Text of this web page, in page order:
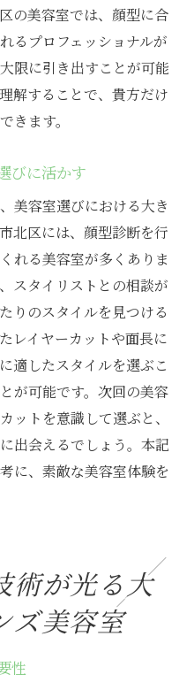
の美容室では、顔型に合
るプロフェッショナルが
限に引き出すことが可能
解することで、貴方だけ
きます。
びに活かす
美容室選びにおける大き
北区には、顔型診断を行
れる美容室が多くありま
スタイリストとの相談が
りのスタイルを見つける
レイヤーカットや面長に
適したスタイルを選ぶこ
が可能です。次回の美容
ットを意識して選ぶと、
出会えるでしょう。本記
に、素敵な美容室体験を
術が光る大
ズ美容室
性